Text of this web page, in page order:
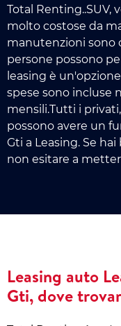
Total Renting..SUV,
molto costose da
manutenzioni sono
persone possono
leasing è
spese sono incluse
mensili.Tutti i
possono avere un
Gti a Leasing. Se
non esitare a
Leasing auto
Gti, dove